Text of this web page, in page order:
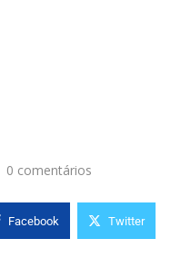
0 comentários
Facebook Twitter